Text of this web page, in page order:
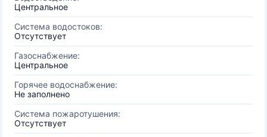
Центральное
Система водостоков:
Отсутствует
Газоснабжение:
Центральное
Горячее водоснабжение:
Не заполнено
Система пожаротушения:
Отсутствует